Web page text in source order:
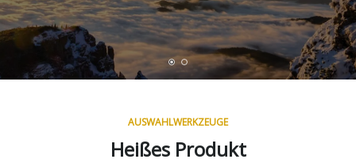
AUSWAHLWERKZEUGE
Heißes Produkt